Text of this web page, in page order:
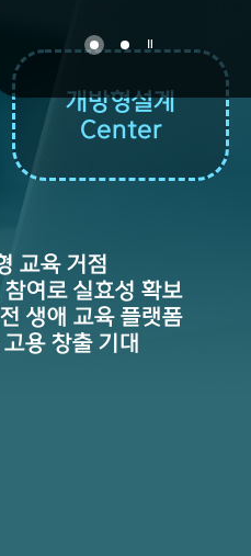
개방형설계
Center
교육 거점
여로 실효성 확보
생애 교육 플랫폼
용 창출 기대